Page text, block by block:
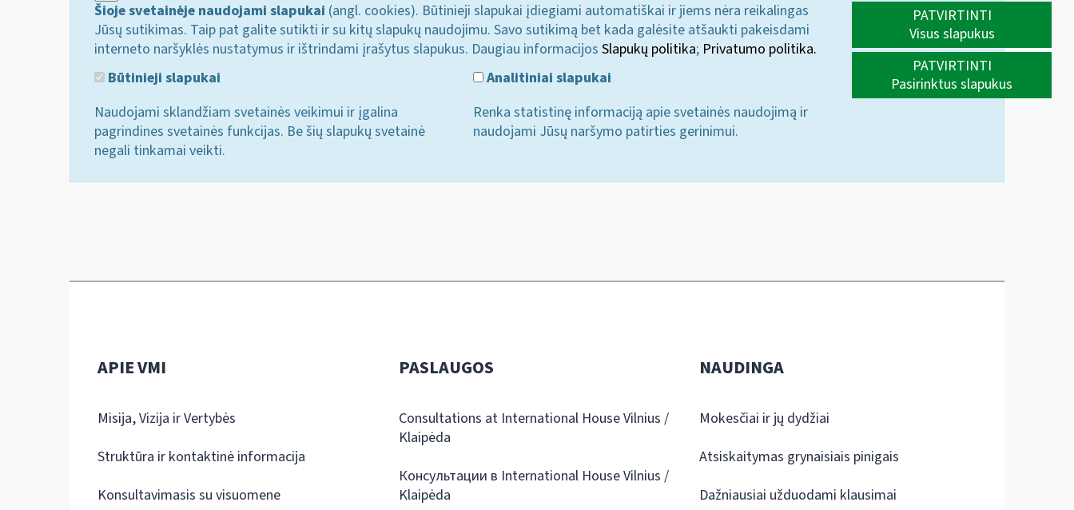
Šioje svetainėje naudojami slapukai (angl. cookies). Būtinieji slapukai įdiegiami automatiškai ir jiems nėra reikalingas
Jūsų sutikimas. Taip pat galite sutikti ir su kitų slapukų naudojimu. Savo sutikimą bet kada galėsite atšaukti pakeisdami
interneto naršyklės nustatymus ir ištrindami įrašytus slapukus. Daugiau informacijos Slapukų politika; Privatumo politika.
Būtinieji slapukai
Naudojami sklandžiam svetainės veikimui ir įgalina
pagrindines svetainės funkcijas. Be šių slapukų svetainė
negali tinkamai veikti.
Analitiniai slapukai
Renka statistinę informaciją apie svetainės naudojimą ir
naudojami Jūsų naršymo patirties gerinimui.
PATVIRTINTI
Visus slapukus
PATVIRTINTI
Pasirinktus slapukus
APIE VMI
Misija, Vizija ir Vertybės
Struktūra ir kontaktinė informacija
Konsultavimasis su visuomene
PASLAUGOS
Consultations at International House Vilnius /
Klaipėda
Консультации в International House Vilnius /
Klaipėda
NAUDINGA
Mokesčiai ir jų dydžiai
Atsiskaitymas grynaisiais pinigais
Dažniausiai užduodami klausimai